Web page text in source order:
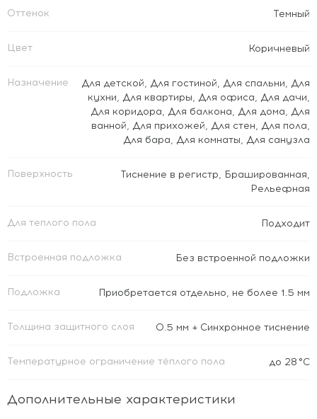
Оттенок Темный
Цвет Коричневый
Назначение Для детской, Для гостиной, Для спальни, Для
кухни, Для квартиры, Для офиса, Для дачи,
Для коридора, Для балкона, Для дома, Для
ванной, Для прихожей, Для стен, Для пола,
Для бара, Для комнаты, Для санузла
Поверхность Тиснение в регистр, Брашированная,
Рельефная
Для теплого пола Подходит
Встроенная подложка Без встроенной подложки
Подложка Приобретается отдельно, не более 1.5 мм
Толщина защитного слоя 0.5 мм + Cинхронное тиснение
Температурное ограничение тёплого пола до 28 °C
Дополнительные характеристики